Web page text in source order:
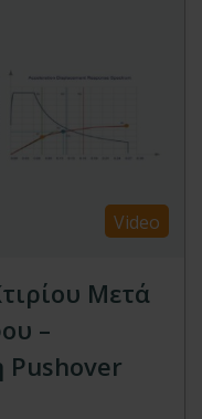
Video
Μετά
–
Pushover